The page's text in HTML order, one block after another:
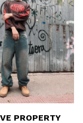
PROPERTY